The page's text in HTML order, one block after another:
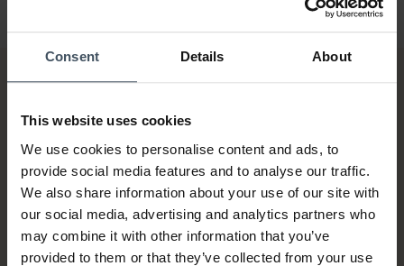
Consent Details About
This website uses cookies
We use cookies to personalise content and ads, to
provide social media features and to analyse our traffic.
We also share information about your use of our site with
our social media, advertising and analytics partners who
may combine it with other information that you’ve
provided to them or that they’ve collected from your use
Fattura & Pagamento a rate
fino a 5000.-
info